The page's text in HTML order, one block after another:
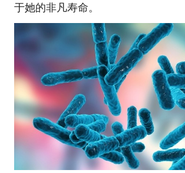
于她的非凡寿命。